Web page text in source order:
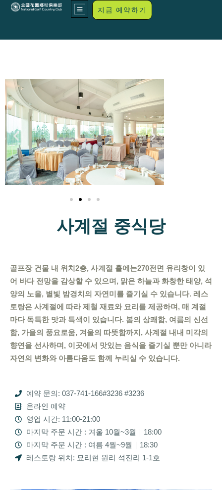
지금 예약하기
사계절 중식당
골프장 건물 내 위치 2층, 사계절 홀에는270전면 유리창이 있
어 바다 전망을 감상할 수 있으며, 맑은 하늘과 화창한 태양, 석
양의 노을, 별빛 밤경치의 자연미를 즐기실 수 있습니다. 레스
토랑은 사계절에 따라 제철 재료와 요리를 제공하며, 매 계절
마다 독특한 맛과 특색이 있습니다. 봄의 상쾌함, 여름의 신선
함, 가을의 풍요로움, 겨울의 따뜻함까지, 사계절 내내 미각의
향연을 선사하며, 이곳에서 맛있는 음식을 즐기실 뿐만 아니라
자연의 변화와 아름다움도 함께 누리실 수 있습니다.
예약 문의: 037-741-166#3236 #3236
온라인 예약
영업 시간: 11:00-21:00
마지막 주문 시간 : 겨울 10월~3월｜18:00
마지막 주문 시간 : 여름 4월~9월｜18:30
레스토랑 위치: 묘리현 원리 석진리 1-1호